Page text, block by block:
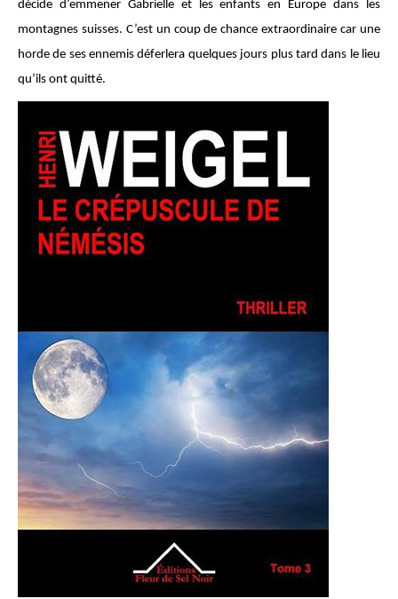
décide d’emmener Gabrielle et les enfants en Europe dans les
montagnes suisses. C’est un coup de chance extraordinaire car une
horde de ses ennemis déferlera quelques jours plus tard dans le lieu
qu’ils ont quitté.